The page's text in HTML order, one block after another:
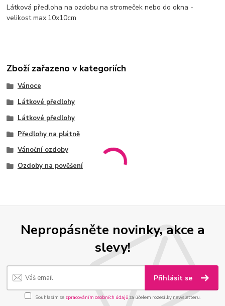
Látková předloha na ozdobu na stromeček nebo do okna -
velikost max.10x10cm
Zboží zařazeno v kategoriích
Vánoce
Látkové předlohy
Látkové předlohy
Předlohy na plátně
Vánoční ozdoby
Ozdoby na pověšení
Nepropásněte novinky, akce a
slevy!
Přihlásit se
Souhlasím se zpracováním osobních údajůza účelem rozesílky newsletteru.